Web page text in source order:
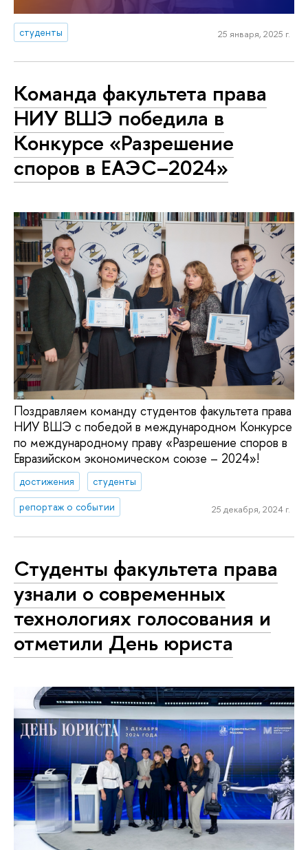
студенты 25 января, 2025 г.
Команда факультета права
НИУ ВШЭ победила в
Конкурсе «Разрешение
споров в ЕАЭС–2024»
Поздравляем команду студентов факультета права
НИУ ВШЭ с победой в международном Конкурсе
по международному праву «Разрешение споров в
Евразийском экономическом союзе – 2024»!
достижения
студенты
репортаж о событии
25 декабря, 2024 г.
Студенты факультета права
узнали о современных
технологиях голосования и
отметили День юриста